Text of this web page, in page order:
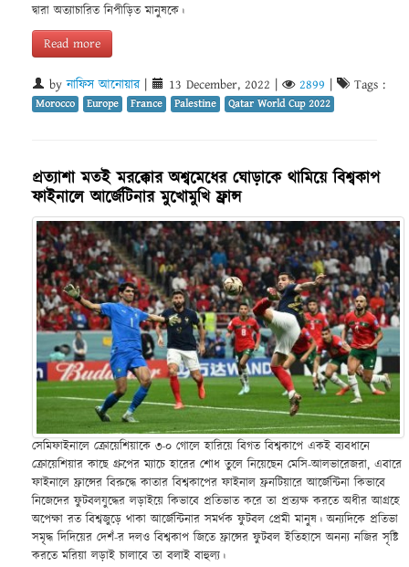
দ্বারা অত্যাচারিত নিপীড়িত মানুষকে।
Read more
byনাফিস আনোয়ার| 13 December, 2022 2899 Tags :
Morocco Europe France Palestine Qatar World Cup 2022
প্রত্যাশা মতই মরক্কোর অশ্বমেধের ঘোড়াকে থামিয়ে বিশ্বকাপ
ফাইনালে আর্জেটিনার মুখোমুখি ফ্রান্স
সেমিফাইনালে ক্রোয়েশিয়াকে ৩-০ গোলে হারিয়ে বিগত বিশ্বকাপে একই ব্যবধানে
ক্রোয়েশিয়ার কাছে গ্রুপের ম্যাচে হারের শোধ তুলে নিয়েছেন মেসি-আলভারেজরা, এবারে
ফাইনালে ফ্রান্সের বিরুদ্ধে কাতার বিশ্বকাপের ফাইনাল ফ্রনটিয়ারে আর্জেন্টিনা কিভাবে
নিজেদের ফুটবলযুদ্ধের লড়াইয়ে কিভাবে প্রতিভাত করে তা প্রত্যক্ষ করতে অধীর আগ্রহে
অপেক্ষা রত বিশ্বজুড়ে থাকা আর্জেন্টিনার সমর্থক ফুটবল প্রেমী মানুষ। অন্যদিকে প্রতিভা
সমৃদ্ধ দিদিয়ের দেশঁ-র দলও বিশ্বকাপ জিতে ফ্রান্সের ফুটবল ইতিহাসে অনন্য নজির সৃষ্টি
করতে মরিয়া লড়াই চালাবে তা বলাই বাহুল্য।